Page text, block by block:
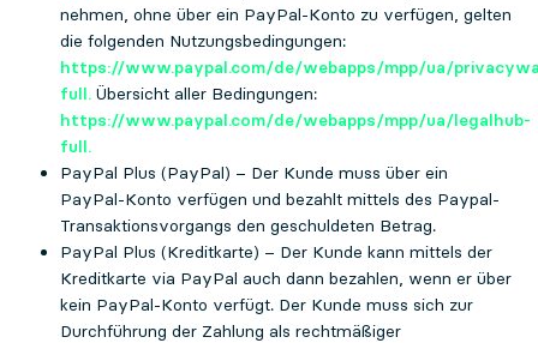
nehmen, ohne über ein PayPal-Konto zu verfügen, gelten
die folgenden Nutzungsbedingungen:
https://www.paypal.com/de/webapps/mpp/ua/
full. Übersicht aller Bedingungen:
https://www.paypal.com/de/webapps/mpp/ua/legalhub-
full.
PayPal Plus (PayPal) – Der Kunde muss über ein
PayPal-Konto verfügen und bezahlt mittels des Paypal-
Transaktionsvorgangs den geschuldeten Betrag.
PayPal Plus (Kreditkarte) – Der Kunde kann mittels der
Kreditkarte via PayPal auch dann bezahlen, wenn er über
kein PayPal-Konto verfügt. Der Kunde muss sich zur
Durchführung der Zahlung als rechtmäßiger